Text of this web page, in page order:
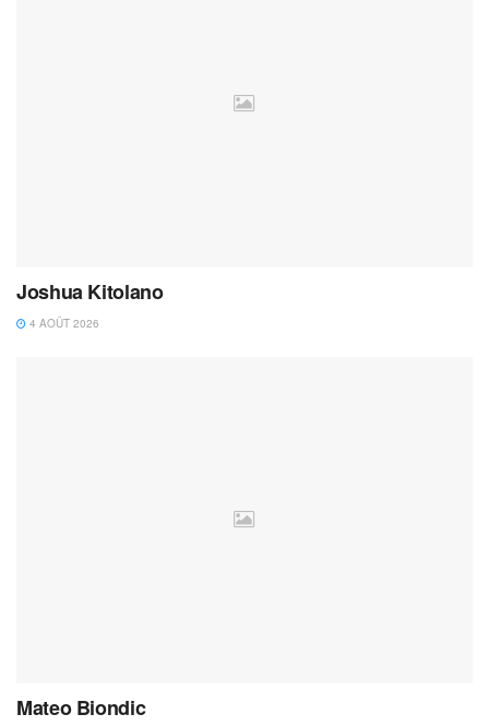
Joshua Kitolano
4 AOÛT 2026
Mateo Biondic